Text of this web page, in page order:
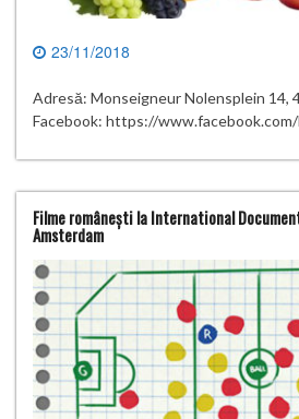
23/11/2018
Adresă: Monseigneur Nolensplein 14,
Facebook: https://
Filme românești la International
Amsterdam